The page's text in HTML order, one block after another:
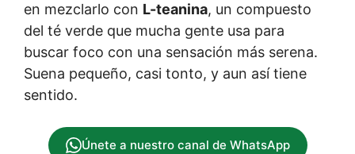
en mezclarlo con L-teanina, un compuesto
del té verde que mucha gente usa para
buscar foco con una sensación más serena.
Suena pequeño, casi tonto, y aun así tiene
sentido.
Únete a nuestro canal de WhatsApp